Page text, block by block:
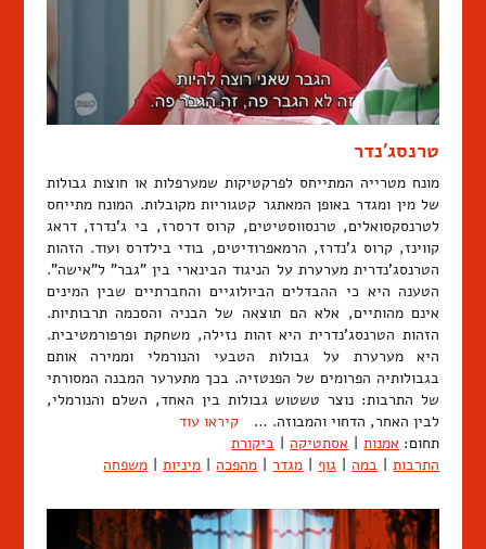
טרנסג'נדר
מונח מטרייה המתייחס לפרקטיקות שמערפלות או חוצות גבולות
של מין ומגדר באופן המאתגר קטגוריות מקובלות. המונח מתייחס
לטרנסקסואלים, טרנסווסטיטים, קרוס דרסרז, בי ג'נדרז, דראג
קווינז, קרוס ג'נדרז, הרמאפרודיטים, בודי בילדרס ועוד. הזהות
הטרנסג'נדרית מערערת על הניגוד הבינארי בין "גבר" ל"אישה".
הטענה היא כי ההבדלים הביולוגיים והחברתיים שבין המינים
אינם מהותיים, אלא הם תוצאה של הבניה והסכמה תרבותיות.
הזהות הטרנסג'נדרית היא זהות נזילה, משחקת ופרפורמטיבית.
היא מערערת על גבולות הטבעי והנורמלי וממירה אותם
בגבולותיה הפרומים של הפנטזיה. בכך מתערער המבנה המסורתי
של התרבות: נוצר טשטוש גבולות בין האחד, השלם והנורמלי,
לבין האחר, הדחוי והמבוזה. … קיראו עוד
תחום: אמנות | אסתטיקה | ביקורת
התרבות | במה | גוף | מגדר | מהפכה | מיניות | משפחה